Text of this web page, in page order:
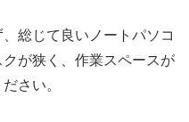
総じて良いノートパソコ
が狭く、作業スペースが
さい。